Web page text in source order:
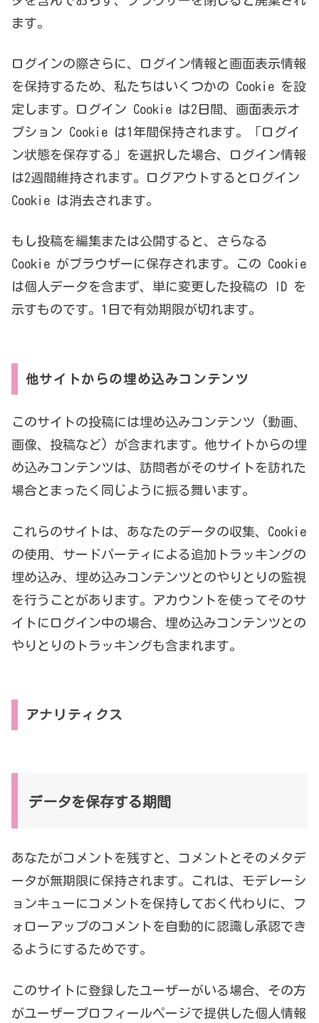
ます。
ログインの際さらに、ログイン情報と画面表示情報
を保持するため、私たちはいくつかの Cookie を設
定します。ログイン Cookie は2日間、画面表示オ
プション Cookie は1年間保持されます。「ログイ
ン状態を保存する」を選択した場合、ログイン情報
は2週間維持されます。ログアウトするとログイン
Cookie は消去されます。
もし投稿を編集または公開すると、さらなる
Cookie がブラウザーに保存されます。この Cookie
は個人データを含まず、単に変更した投稿の ID を
示すものです。1日で有効期限が切れます。
他サイトからの埋め込みコンテンツ
このサイトの投稿には埋め込みコンテンツ (動画、
画像、投稿など) が含まれます。他サイトからの埋
め込みコンテンツは、訪問者がそのサイトを訪れた
場合とまったく同じように振る舞います。
これらのサイトは、あなたのデータの収集、Cookie
の使用、サードパーティによる追加トラッキングの
埋め込み、埋め込みコンテンツとのやりとりの監視
を行うことがあります。アカウントを使ってそのサ
イトにログイン中の場合、埋め込みコンテンツとの
やりとりのトラッキングも含まれます。
アナリティクス
データを保存する期間
あなたがコメントを残すと、コメントとそのメタデ
ータが無期限に保持されます。これは、モデレーシ
ョンキューにコメントを保持しておく代わりに、フ
ォローアップのコメントを自動的に認識し承認でき
るようにするためです。
このサイトに登録したユーザーがいる場合、その方
がユーザープロフィールページで提供した個人情報